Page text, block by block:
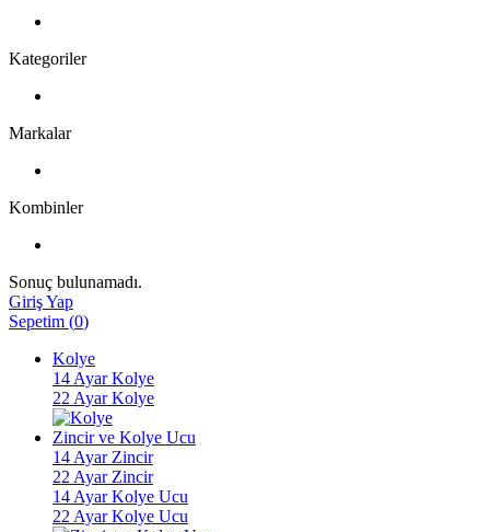
Kategoriler
Markalar
Kombinler
Sonuç bulunamadı.
Giriş Yap
Sepetim (0)
Kolye
14 Ayar Kolye
22 Ayar Kolye
Zincir ve Kolye Ucu
14 Ayar Zincir
22 Ayar Zincir
14 Ayar Kolye Ucu
22 Ayar Kolye Ucu